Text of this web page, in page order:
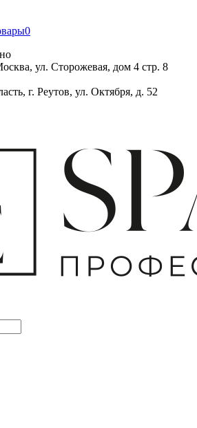
0
ул. Сторожевая, дом 4 стр. 8
г. Реутов, ул. Октября, д. 52